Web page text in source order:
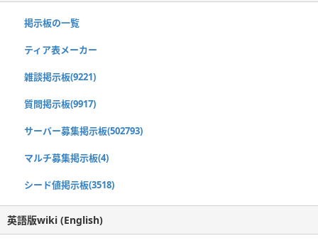
掲示板の一覧
ティア表メーカー
雑談掲示板(9221)
質問掲示板(9917)
サーバー募集掲示板(502793)
マルチ募集掲示板(4)
シード値掲示板(3518)
英語版wiki (English)